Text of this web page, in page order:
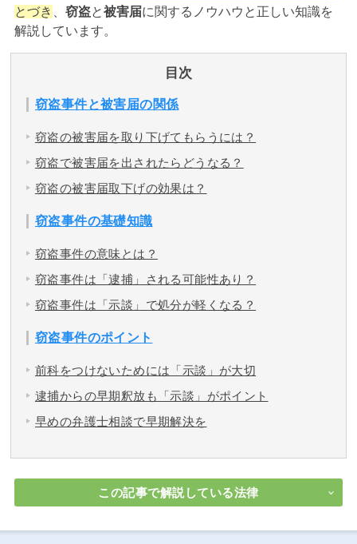
解決実績
ご依頼者からのお手紙
とづき
窃盗と被害届に関するノウハウと正しい知識を
解説しています。
目次
窃盗事件と被害届の関係
窃盗の被害届を取り下げてもらうには？
窃盗で被害届を出されたらどうなる？
窃盗の被害届取下げの効果は？
窃盗事件の基礎知識
窃盗事件の意味とは？
窃盗事件は「逮捕」される可能性あり？
窃盗事件は「示談」で処分が軽くなる？
窃盗事件のポイント
前科をつけないためには「示談」が大切
逮捕からの早期釈放も「示談」がポイント
早めの弁護士相談で早期解決を
この記事で解説している法律